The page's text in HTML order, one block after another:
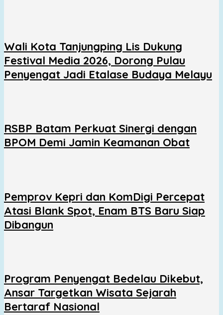
Wali Kota Tanjungping Lis Dukung
Festival Media 2026, Dorong Pulau
Penyengat Jadi Etalase Budaya Melayu
RSBP Batam Perkuat Sinergi dengan
BPOM Demi Jamin Keamanan Obat
Pemprov Kepri dan KomDigi Percepat
Atasi Blank Spot, Enam BTS Baru Siap
Dibangun
Program Penyengat Bedelau Dikebut,
Ansar Targetkan Wisata Sejarah
Bertaraf Nasional